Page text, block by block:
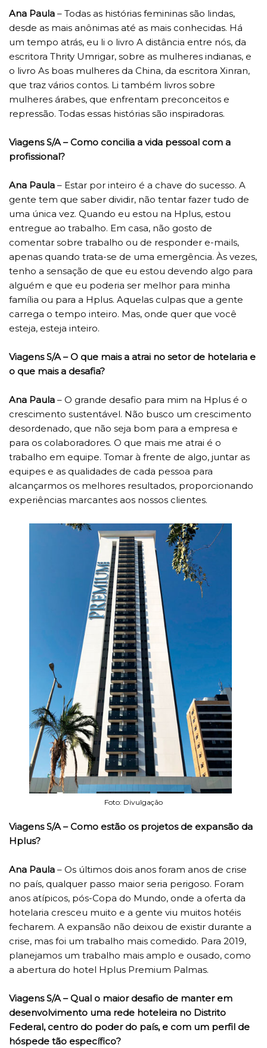
Ana Paula – Todas as histórias femininas são lindas,
desde as mais anônimas até as mais conhecidas. Há
um tempo atrás, eu li o livro A distância entre nós, da
escritora Thrity Umrigar, sobre as mulheres indianas, e
o livro As boas mulheres da China, da escritora Xinran,
que traz vários contos. Li também livros sobre
mulheres árabes, que enfrentam preconceitos e
repressão. Todas essas histórias são inspiradoras.
Viagens S/A – Como concilia a vida pessoal com a
profissional?
Ana Paula – Estar por inteiro é a chave do sucesso. A
gente tem que saber dividir, não tentar fazer tudo de
uma única vez. Quando eu estou na Hplus, estou
entregue ao trabalho. Em casa, não gosto de
comentar sobre trabalho ou de responder e-mails,
apenas quando trata-se de uma emergência. Às vezes,
tenho a sensação de que eu estou devendo algo para
alguém e que eu poderia ser melhor para minha
família ou para a Hplus. Aquelas culpas que a gente
carrega o tempo inteiro. Mas, onde quer que você
esteja, esteja inteiro.
Viagens S/A – O que mais a atrai no setor de hotelaria e
o que mais a desafia?
Ana Paula – O grande desafio para mim na Hplus é o
crescimento sustentável. Não busco um crescimento
desordenado, que não seja bom para a empresa e
para os colaboradores. O que mais me atrai é o
trabalho em equipe. Tomar à frente de algo, juntar as
equipes e as qualidades de cada pessoa para
alcançarmos os melhores resultados, proporcionando
experiências marcantes aos nossos clientes.
Foto: Divulgação
Viagens S/A – Como estão os projetos de expansão da
Hplus?
Ana Paula – Os últimos dois anos foram anos de crise
no país, qualquer passo maior seria perigoso. Foram
anos atípicos, pós-Copa do Mundo, onde a oferta da
hotelaria cresceu muito e a gente viu muitos hotéis
fecharem. A expansão não deixou de existir durante a
crise, mas foi um trabalho mais comedido. Para 2019,
planejamos um trabalho mais amplo e ousado, como
a abertura do hotel Hplus Premium Palmas.
Viagens S/A – Qual o maior desafio de manter em
desenvolvimento uma rede hoteleira no Distrito
Federal, centro do poder do país, e com um perfil de
hóspede tão específico?